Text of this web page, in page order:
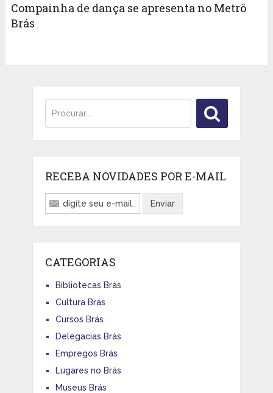
Compainha de dança se apresenta no Metrô
Brás
RECEBA NOVIDADES POR E-MAIL
CATEGORIAS
Bibliotecas Brás
Cultura Brás
Cursos Brás
Delegacias Brás
Empregos Brás
Lugares no Brás
Museus Brás